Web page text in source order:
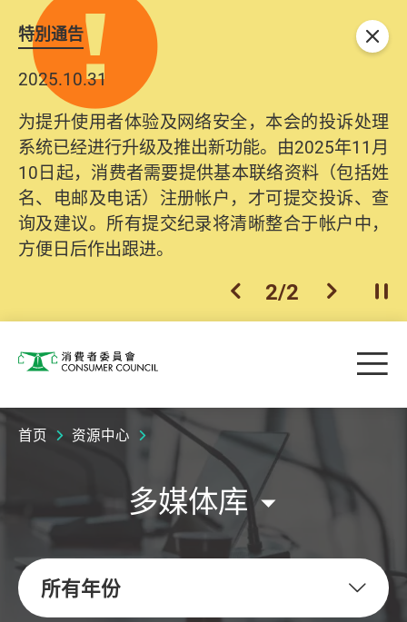
特別通告
2025.10.31
为提升使用者体验及网络安全，本会的投诉处理
系统已经进行升级及推出新功能。由2025年11月
10日起，消费者需要提供基本联络资料（包括姓
名、电邮及电话）注册帐户，才可提交投诉、查
询及建议。所有提交纪录将清晰整合于帐户中，
方便日后作出跟进。
上一个
2/2 下一个开
关闭
消费者委员会 目
首页 资源中心
多媒体库
所有年份